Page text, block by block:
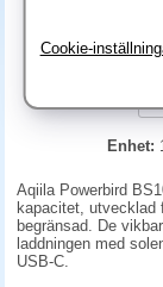
Enhet:
Aqiila Powerbird
kapacitet, utvecklad
begränsad. De
laddningen med
USB-C.
Cookie-